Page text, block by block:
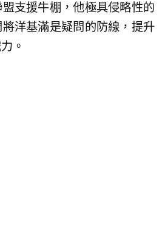
支援牛棚，他極具侵略性的
洋基滿是疑問的防線，提升
。